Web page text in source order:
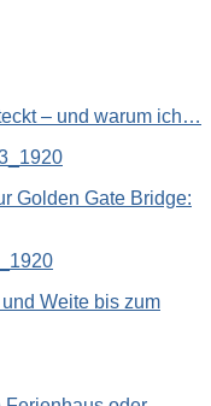
– und warum ich…
Golden Gate Bridge:
Weite bis zum